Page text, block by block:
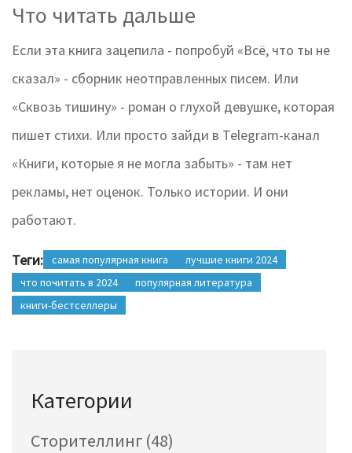
Что читать дальше
Если эта книга зацепила - попробуй «Всё, что ты не
сказал» - сборник неотправленных писем. Или
«Сквозь тишину» - роман о глухой девушке, которая
пишет стихи. Или просто зайди в Telegram-канал
«Книги, которые я не могла забыть» - там нет
рекламы, нет оценок. Только истории. И они
работают.
Теги: самая популярная книга
лучшие книги 2024
что почитать в 2024
популярная литература
книги-бестселлеры
Категории
Сторителлинг (48)